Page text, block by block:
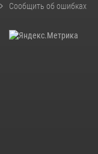
Сообщить об ошибках